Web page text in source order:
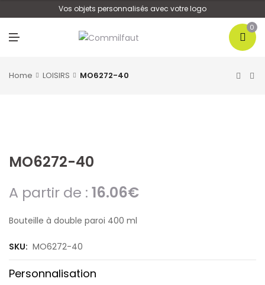
Vos objets personnalisés avec votre logo
0
Home LOISIRS MO6272-40
MO6272-40
A partir de : 16.06€
Bouteille à double paroi 400 ml
SKU: MO6272-40
Personnalisation